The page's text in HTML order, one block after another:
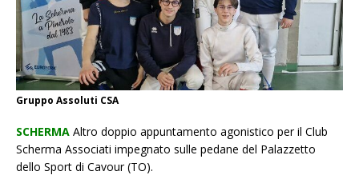
Gruppo Assoluti CSA
SCHERMA Altro doppio appuntamento agonistico per il Club
Scherma Associati impegnato sulle pedane del Palazzetto
dello Sport di Cavour (TO).